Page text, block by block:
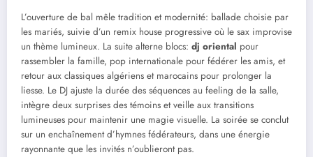
L’ouverture de bal mêle tradition et modernité: ballade choisie par
les mariés, suivie d’un remix house progressive où le sax improvise
un thème lumineux. La suite alterne blocs: dj oriental pour
rassembler la famille, pop internationale pour fédérer les amis, et
retour aux classiques algériens et marocains pour prolonger la
liesse. Le DJ ajuste la durée des séquences au feeling de la salle,
intègre deux surprises des témoins et veille aux transitions
lumineuses pour maintenir une magie visuelle. La soirée se conclut
sur un enchaînement d’hymnes fédérateurs, dans une énergie
rayonnante que les invités n’oublieront pas.